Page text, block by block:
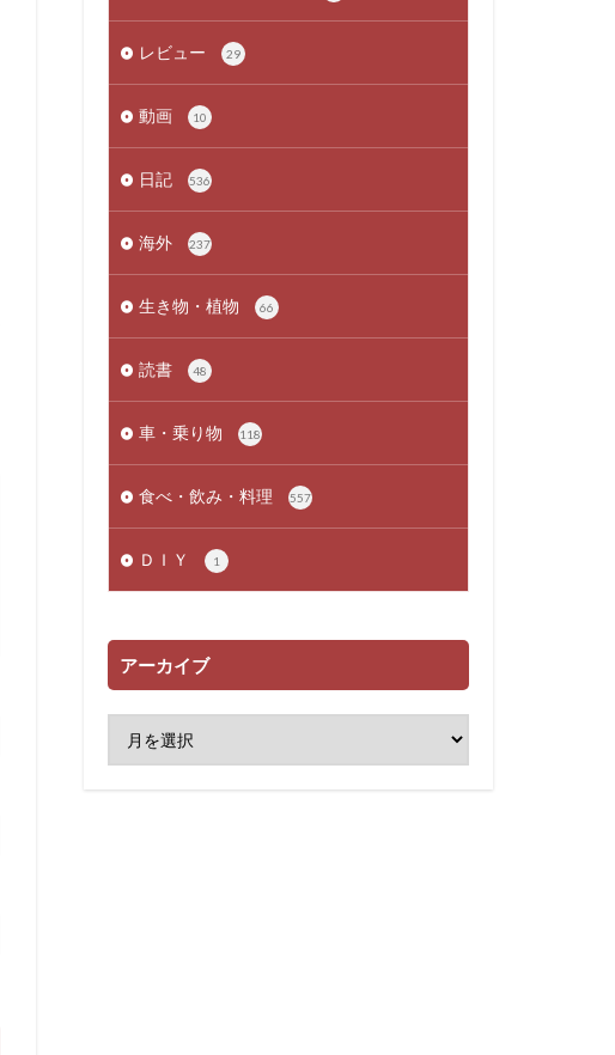
レビュー 29
動画 10
日記 536
海外 237
生き物・植物 66
読書 48
車・乗り物 118
食べ・飲み・料理 557
ＤＩＹ 1
アーカイブ